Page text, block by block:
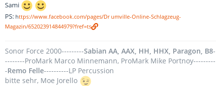
Sami
PS: https://www.facebook.com/pages/Dr umville-Online-Schlagzeug-
Magazin/652023914844979?fref=ts
Sonor Force 2000---------Sabian AA, AAX, HH, HHX, Paragon, B8-
--------ProMark Marco Minnemann, ProMark Mike Portnoy---------
-Remo Felle----------LP Percussion
bitte sehr, Moe Jorello